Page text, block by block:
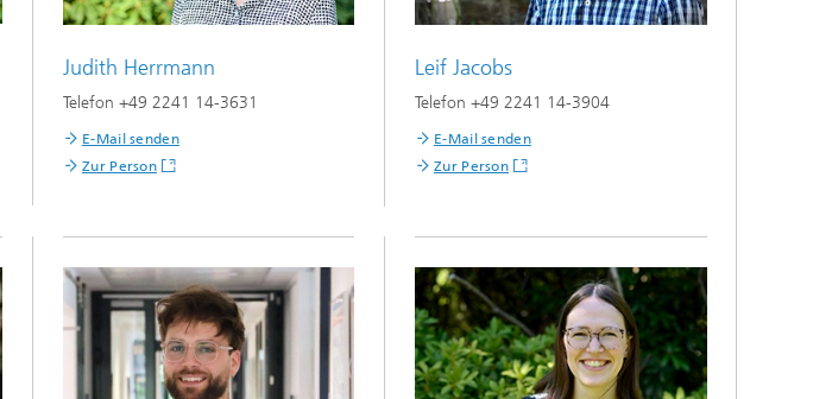
Judith Herrmann
Telefon +49 2241 14-3631
E-Mail senden
Zur Person
Leif Jacobs
Telefon +49 2241 14-3904
E-Mail senden
Zur Person